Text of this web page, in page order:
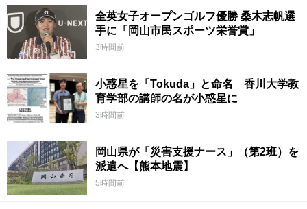
全英女子オープンゴルフ優勝 桑木志帆選
手に「岡山市民スポーツ栄誉賞」
3時間前
小惑星を「Tokuda」と命名 香川大学教
育学部の講師の名が小惑星に
3時間前
岡山県が「災害支援ナース」（第2班）を
派遣へ【熊本地震】
5時間前